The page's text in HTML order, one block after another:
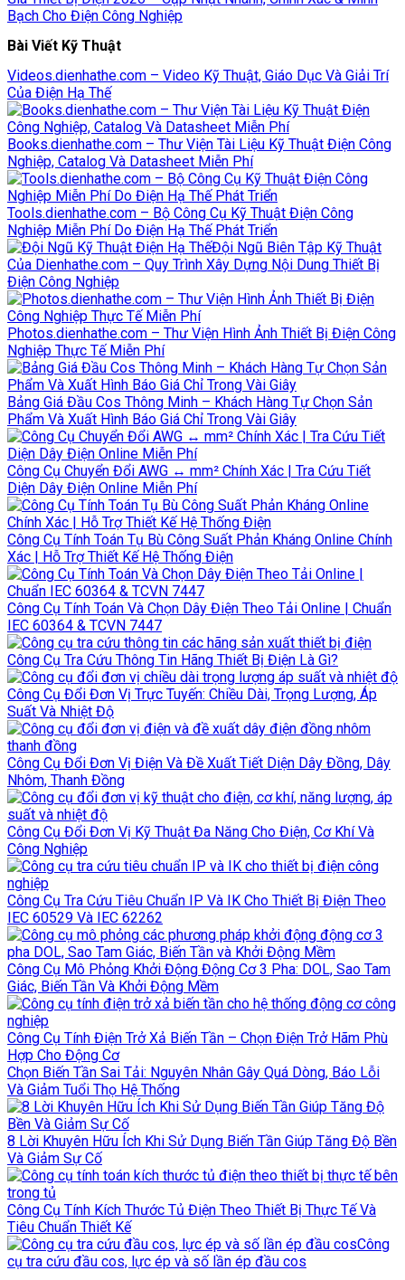
Bạch Cho Điện Công Nghiệp
Bài Viết Kỹ Thuật
Videos.dienhathe.com – Video Kỹ Thuật, Giáo Dục Và Giải Trí
Của Điện Hạ Thế
Books.dienhathe.com – Thư Viện Tài Liệu Kỹ Thuật Điện Công
Nghiệp, Catalog Và Datasheet Miễn Phí
Tools.dienhathe.com – Bộ Công Cụ Kỹ Thuật Điện Công
Nghiệp Miễn Phí Do Điện Hạ Thế Phát Triển
Đội Ngũ Biên Tập Kỹ Thuật
Của Dienhathe.com – Quy Trình Xây Dựng Nội Dung Thiết Bị
Điện Công Nghiệp
Photos.dienhathe.com – Thư Viện Hình Ảnh Thiết Bị Điện Công
Nghiệp Thực Tế Miễn Phí
Bảng Giá Đầu Cos Thông Minh – Khách Hàng Tự Chọn Sản
Phẩm Và Xuất Hình Báo Giá Chỉ Trong Vài Giây
Công Cụ Chuyển Đổi AWG ↔ mm² Chính Xác | Tra Cứu Tiết
Diện Dây Điện Online Miễn Phí
Công Cụ Tính Toán Tụ Bù Công Suất Phản Kháng Online Chính
Xác | Hỗ Trợ Thiết Kế Hệ Thống Điện
Công Cụ Tính Toán Và Chọn Dây Điện Theo Tải Online | Chuẩn
IEC 60364 & TCVN 7447
Công Cụ Tra Cứu Thông Tin Hãng Thiết Bị Điện Là Gì?
Công Cụ Đổi Đơn Vị Trực Tuyến: Chiều Dài, Trọng Lượng, Áp
Suất Và Nhiệt Độ
Công Cụ Đổi Đơn Vị Điện Và Đề Xuất Tiết Diện Dây Đồng, Dây
Nhôm, Thanh Đồng
Công Cụ Đổi Đơn Vị Kỹ Thuật Đa Năng Cho Điện, Cơ Khí Và
Công Nghiệp
Công Cụ Tra Cứu Tiêu Chuẩn IP Và IK Cho Thiết Bị Điện Theo
IEC 60529 Và IEC 62262
Công Cụ Mô Phỏng Khởi Động Động Cơ 3 Pha: DOL, Sao Tam
Giác, Biến Tần Và Khởi Động Mềm
Công Cụ Tính Điện Trở Xả Biến Tần – Chọn Điện Trở Hãm Phù
Hợp Cho Động Cơ
Chọn Biến Tần Sai Tải: Nguyên Nhân Gây Quá Dòng, Báo Lỗi
Và Giảm Tuổi Thọ Hệ Thống
8 Lời Khuyên Hữu Ích Khi Sử Dụng Biến Tần Giúp Tăng Độ Bền
Và Giảm Sự Cố
Công Cụ Tính Kích Thước Tủ Điện Theo Thiết Bị Thực Tế Và
Tiêu Chuẩn Thiết Kế
Công
cụ tra cứu đầu cos, lực ép và số lần ép đầu cos